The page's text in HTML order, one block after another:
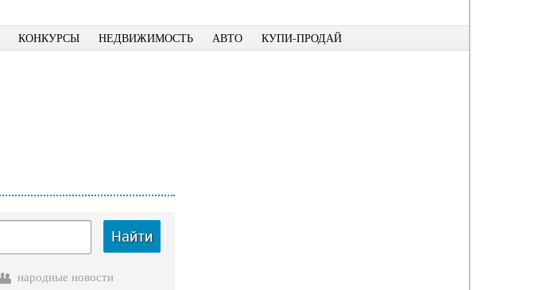
КОНКУРСЫ НЕДВИЖИМОСТЬ АВТО КУПИ-ПРОДАЙ
Найти
народные новости